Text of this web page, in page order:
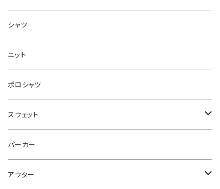
半袖
ロングTシャツ
タンクトップ
シャツ
ニット
ポロシャツ
スウェット
トップス
パンツ
パーカー
アウター